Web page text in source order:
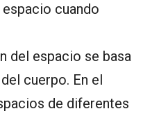
espacio cuando
del espacio se basa
cuerpo. En el
de diferentes